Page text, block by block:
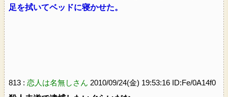
足を拭いてベッドに寝かせた。
813 : 恋人は名無しさん 2010/09/24(金) 19:53:16 ID:Fe/0A14f0